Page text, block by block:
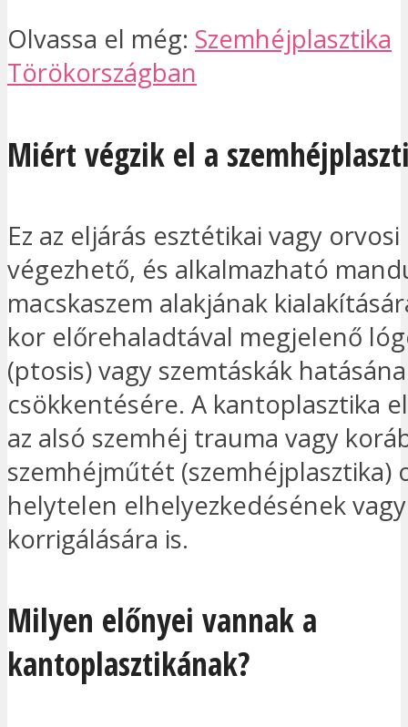
Olvassa el még: Szemhéjplasztika
Törökországban
Miért végzik el a
Ez az eljárás esztétikai vagy
végezhető, és alkalmazható
macskaszem alakjának
kor előrehaladtával megjelenő
(ptosis) vagy szemtáskák
csökkentésére. A kantoplasztika
az alsó szemhéj trauma vagy
szemhéjműtét (szemhéjplasztika)
helytelen elhelyezkedésének
korrigálására is.
Milyen előnyei vannak a
kantoplasztikának?